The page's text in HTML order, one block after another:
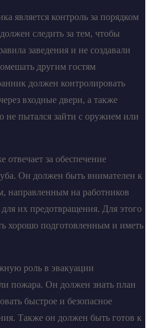
является контроль за порядком
следить за тем, чтобы
заведения и не создавали
другим гостям
должен контролировать
входные двери, а также
не пытался зайти с оружием или
отвечает за обеспечение
Он должен быть внимателен к
направленным на работников
их предотвращения. Для этого
хорошо подготовленным и иметь
роль в эвакуации
пожара. Он должен знать план
быстрое и безопасное
Также он должен быть готов к